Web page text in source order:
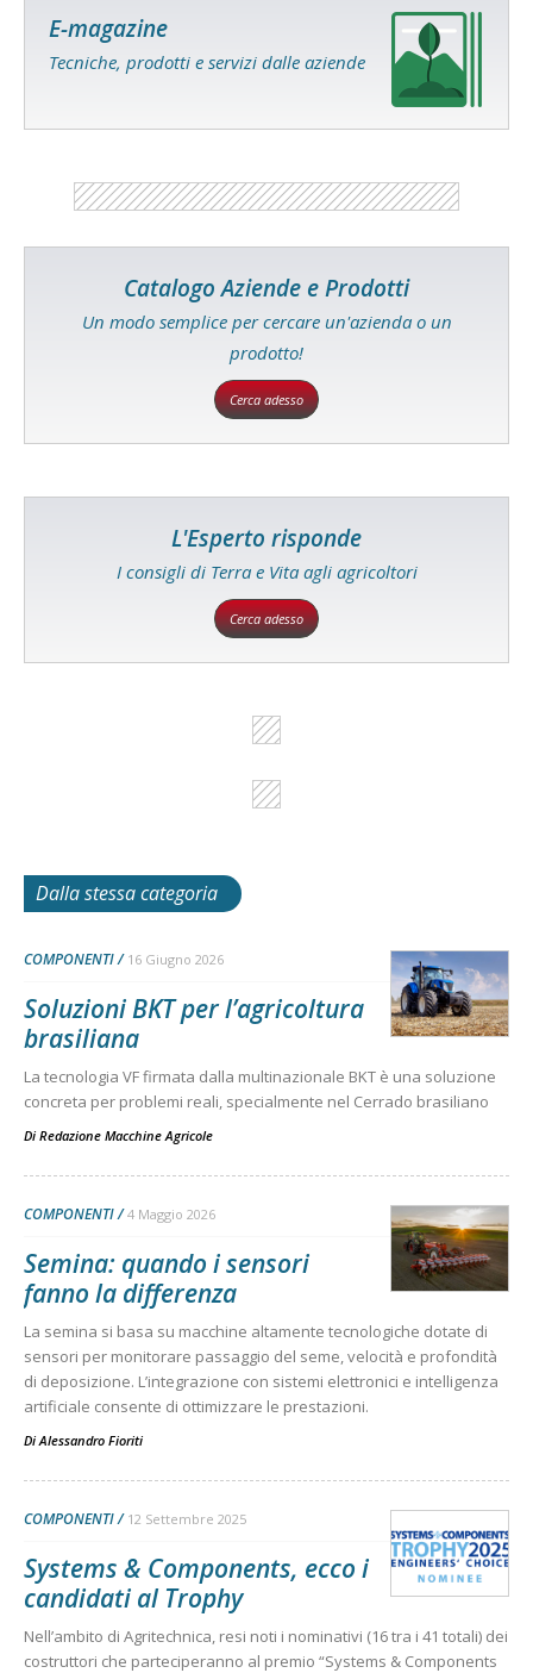
E-magazine
Tecniche, prodotti e servizi dalle aziende
Catalogo Aziende e Prodotti
Un modo semplice per cercare un'azienda o un
prodotto!
Cerca adesso
L'Esperto risponde
I consigli di Terra e Vita agli agricoltori
Cerca adesso
Dalla stessa categoria
COMPONENTI 16 Giugno 2026
Soluzioni BKT per l’agricoltura
brasiliana
La tecnologia VF firmata dalla multinazionale BKT è una soluzione
concreta per problemi reali, specialmente nel Cerrado brasiliano
Di Redazione Macchine Agricole
COMPONENTI 4 Maggio 2026
Semina: quando i sensori
fanno la differenza
La semina si basa su macchine altamente tecnologiche dotate di
sensori per monitorare passaggio del seme, velocità e profondità
di deposizione. L’integrazione con sistemi elettronici e intelligenza
artificiale consente di ottimizzare le prestazioni.
Di Alessandro Fioriti
COMPONENTI 12 Settembre 2025
Systems & Components, ecco i
candidati al Trophy
Nell’ambito di Agritechnica, resi noti i nominativi (16 tra i 41 totali) dei
costruttori che parteciperanno al premio “Systems & Components